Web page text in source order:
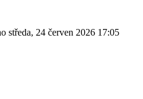
středa, 24 červen 2026 17:05